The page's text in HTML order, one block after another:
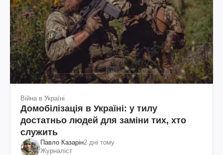
Війна в Україні
Домобілізація в Україні: у тилу
достатньо людей для заміни тих, хто
служить
Павло Казарін2 дні тому
Журналіст